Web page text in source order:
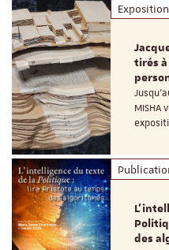
Exposition
tirés
MISHA
des